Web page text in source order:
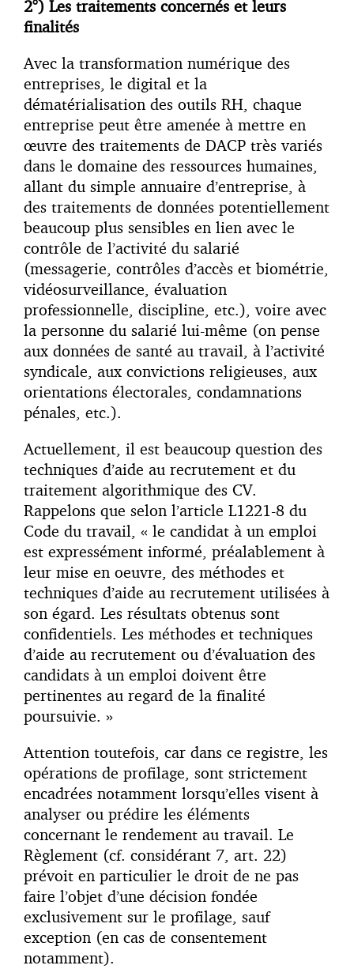
2°) Les traitements concernés et leurs
finalités
Avec la transformation numérique des
entreprises, le digital et la
dématérialisation des outils RH, chaque
entreprise peut être amenée à mettre en
œuvre des traitements de DACP très variés
dans le domaine des ressources humaines,
allant du simple annuaire d’entreprise, à
des traitements de données potentiellement
beaucoup plus sensibles en lien avec le
contrôle de l’activité du salarié
(messagerie, contrôles d’accès et biométrie,
vidéosurveillance, évaluation
professionnelle, discipline, etc.), voire avec
la personne du salarié lui-même (on pense
aux données de santé au travail, à l’activité
syndicale, aux convictions religieuses, aux
orientations électorales, condamnations
pénales, etc.).
Actuellement, il est beaucoup question des
techniques d’aide au recrutement et du
traitement algorithmique des CV.
Rappelons que selon l’article L1221-8 du
Code du travail, « le candidat à un emploi
est expressément informé, préalablement à
leur mise en oeuvre, des méthodes et
techniques d’aide au recrutement utilisées à
son égard. Les résultats obtenus sont
confidentiels. Les méthodes et techniques
d’aide au recrutement ou d’évaluation des
candidats à un emploi doivent être
pertinentes au regard de la finalité
poursuivie. »
Attention toutefois, car dans ce registre, les
opérations de profilage, sont strictement
encadrées notamment lorsqu’elles visent à
analyser ou prédire les éléments
concernant le rendement au travail. Le
Règlement (cf. considérant 7, art. 22)
prévoit en particulier le droit de ne pas
faire l’objet d’une décision fondée
exclusivement sur le profilage, sauf
exception (en cas de consentement
notamment).